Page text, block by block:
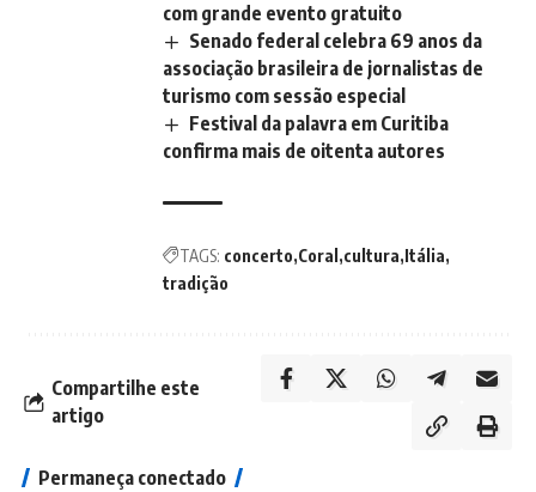
com grande evento gratuito
Senado federal celebra 69 anos da
associação brasileira de jornalistas de
turismo com sessão especial
Festival da palavra em Curitiba
confirma mais de oitenta autores
TAGS: concerto Coral cultura Itália
tradição
Compartilhe este
artigo
Permaneça conectado